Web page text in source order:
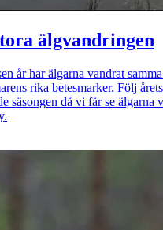
älgvandringen
år har älgarna vandrat
rika betesmarker. Följ
säsongen då vi får se älgarna